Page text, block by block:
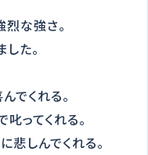
な強さ。
た。
でくれる。
ってくれる。
悲しんでくれる。